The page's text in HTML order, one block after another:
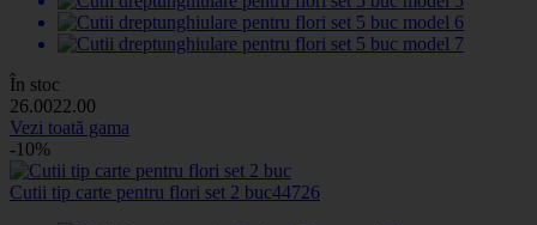
În stoc
26.0022.00
Vezi toată gama
-10%
Cutii tip carte pentru flori set 2 buc44726